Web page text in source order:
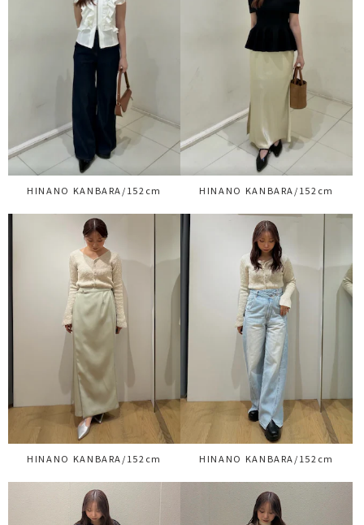
HINANO KANBARA/152cm HINANO KANBARA/152cm
HINANO KANBARA/152cm HINANO KANBARA/152cm